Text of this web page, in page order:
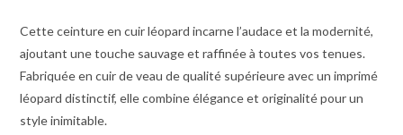
Cette ceinture en cuir léopard incarne l’audace et la modernité,
ajoutant une touche sauvage et raffinée à toutes vos tenues.
Fabriquée en cuir de veau de qualité supérieure avec un imprimé
léopard distinctif, elle combine élégance et originalité pour un
style inimitable.